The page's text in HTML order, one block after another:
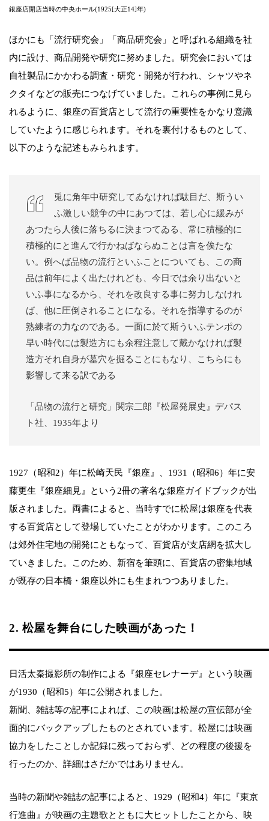
銀座店開店当時の中央ホール(1925[大正14]年)
ほかにも「流行研究会」「商品研究会」と呼ばれる組織を社
内に設け、商品開発や研究に努めました。研究会においては
自社製品にかかわる調査・研究・開発が行われ、シャツやネ
クタイなどの販売につなげていました。これらの事例に見ら
れるように、銀座の百貨店として流行の重要性をかなり意識
していたように感じられます。それを裏付けるものとして、
以下のような記述もみられます。
兎に角年中研究してゐなければ駄目だ、斯うい
ふ激しい競争の中にあつては、若し心に緩みが
あつたら人後に落ちるに決まつてゐる、常に積極的に
積極的にと進んで行かねばならぬことは言を俟たな
い。例へば品物の流行といふことについても、この商
品は前年によく出たけれども、今日では余り出ないと
いふ事になるから、それを改良する事に努力しなけれ
ば、他に圧倒されることになる。それを指導するのが
熟練者の力なのである。一面に於て斯ういふテンポの
早い時代には製造方にも余程注意して戴かなければ製
造方それ自身が墓穴を掘ることにもなり、こちらにも
影響して来る訳である
「品物の流行と研究」関宗二郎『松屋発展史』デパス
ト社、1935年より
1927（昭和2）年に松崎天民『銀座』、1931（昭和6）年に安
藤更生『銀座細見』という2冊の著名な銀座ガイドブックが出
版されました。両書によると、当時すでに松屋は銀座を代表
する百貨店として登場していたことがわかります。このころ
は郊外住宅地の開発にともなって、百貨店が支店網を拡大し
ていきました。このため、新宿を筆頭に、百貨店の密集地域
が既存の日本橋・銀座以外にも生まれつつありました。
2. 松屋を舞台にした映画があった！
日活太秦撮影所の制作による『銀座セレナーデ』という映画
が1930（昭和5）年に公開されました。
新聞、雑誌等の記事によれば、この映画は松屋の宣伝部が全
面的にバックアップしたものとされています。松屋には映画
協力をしたことしか記録に残っておらず、どの程度の後援を
行ったのか、詳細はさだかではありません。
当時の新聞や雑誌の記事によると、1929（昭和4）年に『東京
行進曲』が映画の主題歌とともに大ヒットしたことから、映